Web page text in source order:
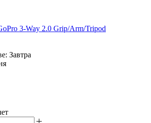
3-Way 2.0 Grip/Arm/Tripod
Завтра